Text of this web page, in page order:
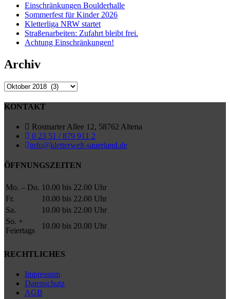
Einschränkungen Boulderhalle
Sommerfest für Kinder 2026
Kletterliga NRW startet
Straßenarbeiten: Zufahrt bleibt frei.
Achtung Einschränkungen!
Archiv
Archiv
KONTAKT
Rosmarter Allee 12, 58762 Altena
0 23 51 / 879 911 2
info@kletterwelt-sauerland.de
ÖFFNUNGSZEITEN
Mo. – Do. 10.00 bis 22.00 Uhr
Fr.
10.00 bis 22.00 Uhr
Sa.
10.00 bis 22.00 Uhr
So. +
Feiertags
10.00 bis 20.00 Uhr
RECHTLICHES
Impressum
Datenschutz
AGB